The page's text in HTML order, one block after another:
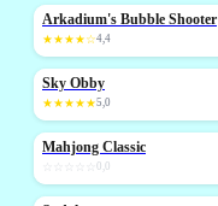
NIEUW
Arkadium's Bubble Shooter
★★★★☆4,4
NIEUW
Sky Obby
★★★★★5,0
NIEUW
Mahjong Classic
0,0